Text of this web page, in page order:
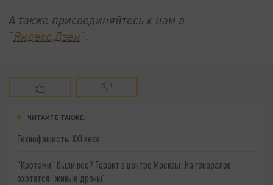
А также присоединяйтесь к нам в
"Яндекс.Дзен".
ЧИТАЙТЕ ТАКЖЕ:
Технофашисты XXI века
"Кротами" были все? Теракт в центре Москвы: На генералов
охотятся "живые дроны"